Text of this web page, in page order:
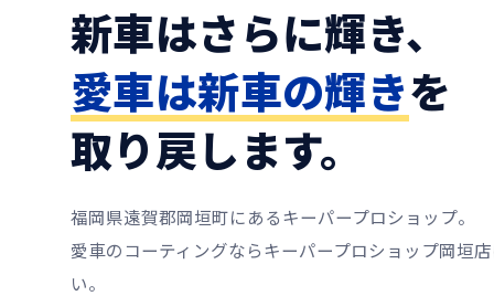
新車はさらに輝き、
愛車は新車の輝きを
取り戻します。
福岡県遠賀郡岡垣町にあるキーパープロショップ。
愛車のコーティングならキーパープロショップ岡垣
い。